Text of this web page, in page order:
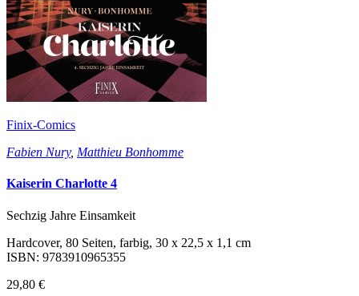
Finix-Comics
Fabien Nury, Matthieu Bonhomme
Kaiserin Charlotte 4
Sechzig Jahre Einsamkeit
Hardcover, 80 Seiten, farbig, 30 x 22,5 x 1,1 cm
ISBN: 9783910965355
29,80 €